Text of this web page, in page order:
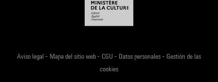
Aviso legal - Mapa del sitio web- CGU - Datos personales- Gestión de las
cookies